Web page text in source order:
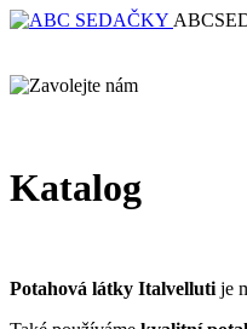
Katalog
Potahová látky Italvelluti je